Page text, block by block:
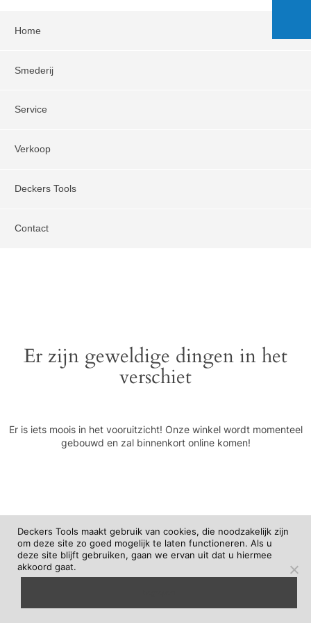
Home
Smederij
Service
Verkoop
Deckers Tools
Contact
Er zijn geweldige dingen in het
verschiet
Er is iets moois in het vooruitzicht! Onze winkel wordt momenteel
gebouwd en zal binnenkort online komen!
Deckers Tools maakt gebruik van cookies, die noodzakelijk zijn
om deze site zo goed mogelijk te laten functioneren. Als u
deze site blijft gebruiken, gaan we ervan uit dat u hiermee
akkoord gaat.